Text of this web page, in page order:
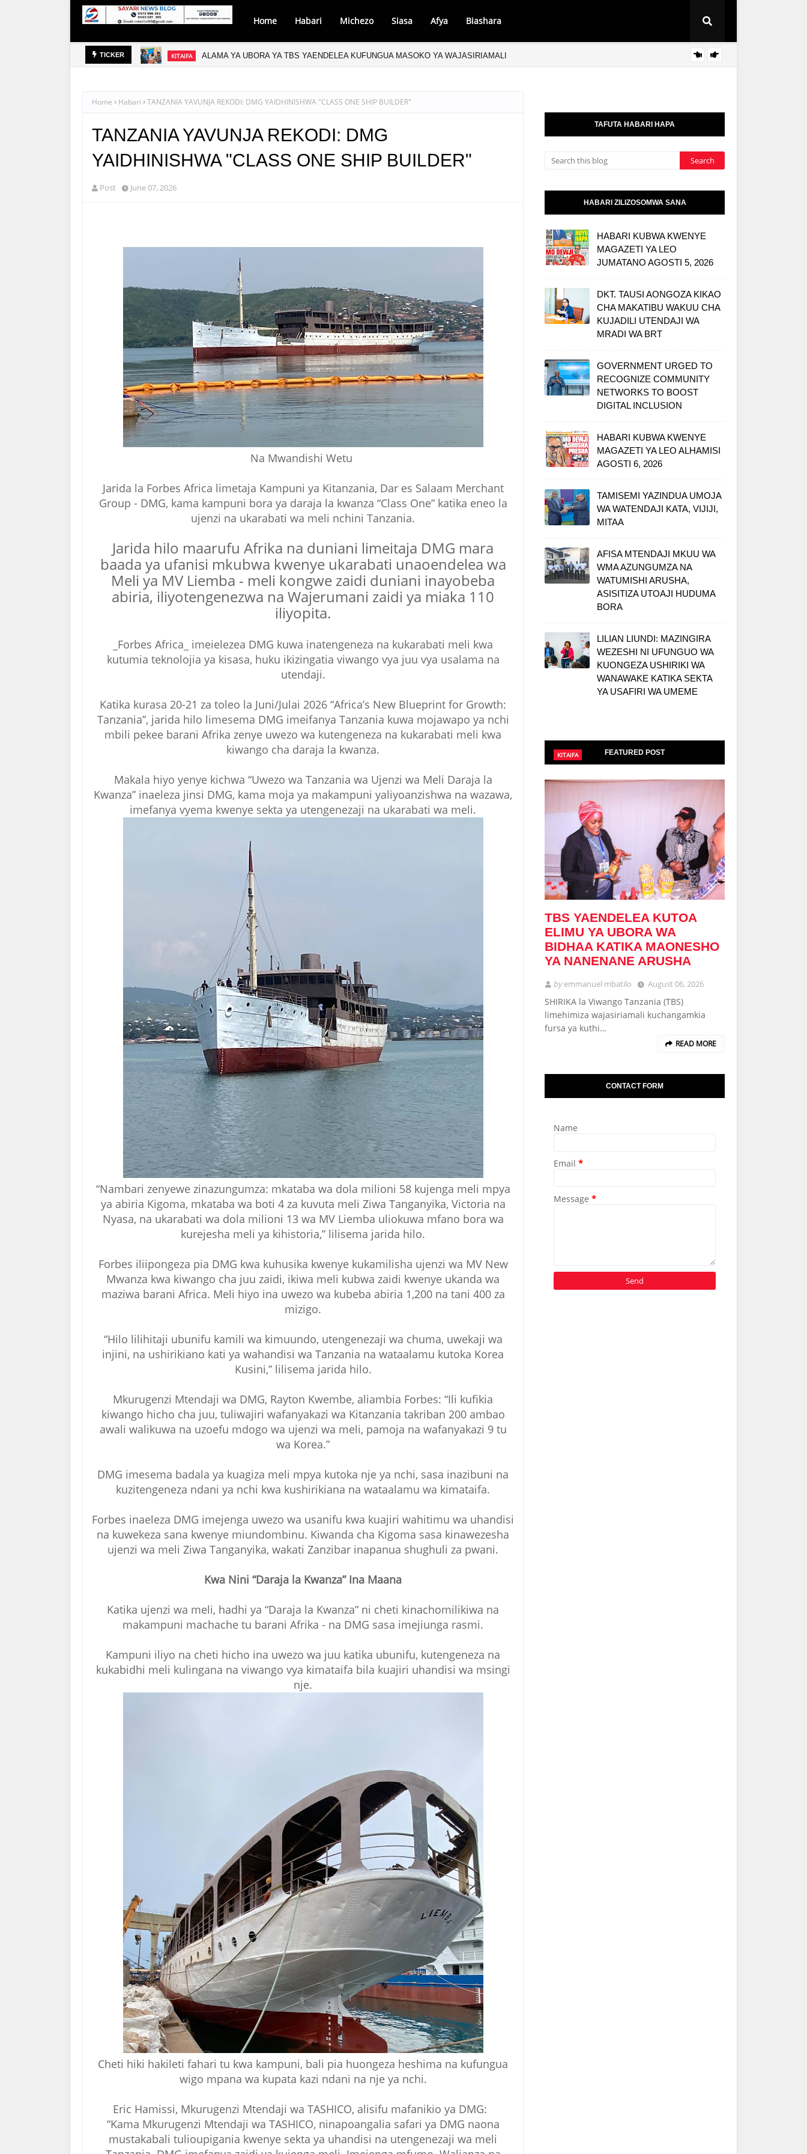
Home Habari Michezo Siasa Afya Biashara
TICKER KITAIFA ALAMA YA UBORA YA TBS YAENDELEA KUFUNGUA MASOKO YA WAJASIRIAMALI
Home Habari TANZANIA YAVUNJA REKODI: DMG YAIDHINISHWA "CLASS ONE SHIP BUILDER"
TANZANIA YAVUNJA REKODI: DMG
YAIDHINISHWA "CLASS ONE SHIP BUILDER"
Post June 07, 2026
Na Mwandishi Wetu
Jarida la Forbes Africa limetaja Kampuni ya Kitanzania, Dar es Salaam Merchant
Group - DMG, kama kampuni bora ya daraja la kwanza “Class One” katika eneo la
ujenzi na ukarabati wa meli nchini Tanzania.
Jarida hilo maarufu Afrika na duniani limeitaja DMG mara
baada ya ufanisi mkubwa kwenye ukarabati unaoendelea wa
Meli ya MV Liemba - meli kongwe zaidi duniani inayobeba
abiria, iliyotengenezwa na Wajerumani zaidi ya miaka 110
iliyopita.
_Forbes Africa_ imeielezea DMG kuwa inatengeneza na kukarabati meli kwa
kutumia teknolojia ya kisasa, huku ikizingatia viwango vya juu vya usalama na
utendaji.
Katika kurasa 20-21 za toleo la Juni/Julai 2026 “Africa’s New Blueprint for Growth:
Tanzania”, jarida hilo limesema DMG imeifanya Tanzania kuwa mojawapo ya nchi
mbili pekee barani Afrika zenye uwezo wa kutengeneza na kukarabati meli kwa
kiwango cha daraja la kwanza.
Makala hiyo yenye kichwa “Uwezo wa Tanzania wa Ujenzi wa Meli Daraja la
Kwanza” inaeleza jinsi DMG, kama moja ya makampuni yaliyoanzishwa na wazawa,
imefanya vyema kwenye sekta ya utengenezaji na ukarabati wa meli.
“Nambari zenyewe zinazungumza: mkataba wa dola milioni 58 kujenga meli mpya
ya abiria Kigoma, mkataba wa boti 4 za kuvuta meli Ziwa Tanganyika, Victoria na
Nyasa, na ukarabati wa dola milioni 13 wa MV Liemba uliokuwa mfano bora wa
kurejesha meli ya kihistoria,” lilisema jarida hilo.
Forbes iliipongeza pia DMG kwa kuhusika kwenye kukamilisha ujenzi wa MV New
Mwanza kwa kiwango cha juu zaidi, ikiwa meli kubwa zaidi kwenye ukanda wa
maziwa barani Africa. Meli hiyo ina uwezo wa kubeba abiria 1,200 na tani 400 za
mizigo.
“Hilo lilihitaji ubunifu kamili wa kimuundo, utengenezaji wa chuma, uwekaji wa
injini, na ushirikiano kati ya wahandisi wa Tanzania na wataalamu kutoka Korea
Kusini,” lilisema jarida hilo.
Mkurugenzi Mtendaji wa DMG, Rayton Kwembe, aliambia Forbes: “Ili kufikia
kiwango hicho cha juu, tuliwajiri wafanyakazi wa Kitanzania takriban 200 ambao
awali walikuwa na uzoefu mdogo wa ujenzi wa meli, pamoja na wafanyakazi 9 tu
wa Korea.”
DMG imesema badala ya kuagiza meli mpya kutoka nje ya nchi, sasa inazibuni na
kuzitengeneza ndani ya nchi kwa kushirikiana na wataalamu wa kimataifa.
Forbes inaeleza DMG imejenga uwezo wa usanifu kwa kuajiri wahitimu wa uhandisi
na kuwekeza sana kwenye miundombinu. Kiwanda cha Kigoma sasa kinawezesha
ujenzi wa meli Ziwa Tanganyika, wakati Zanzibar inapanua shughuli za pwani.
Kwa Nini “Daraja la Kwanza” Ina Maana
Katika ujenzi wa meli, hadhi ya “Daraja la Kwanza” ni cheti kinachomilikiwa na
makampuni machache tu barani Afrika - na DMG sasa imejiunga rasmi.
Kampuni iliyo na cheti hicho ina uwezo wa juu katika ubunifu, kutengeneza na
kukabidhi meli kulingana na viwango vya kimataifa bila kuajiri uhandisi wa msingi
nje.
Cheti hiki hakileti fahari tu kwa kampuni, bali pia huongeza heshima na kufungua
wigo mpana wa kupata kazi ndani na nje ya nchi.
Eric Hamissi, Mkurugenzi Mtendaji wa TASHICO, alisifu mafanikio ya DMG:
“Kama Mkurugenzi Mtendaji wa TASHICO, ninapoangalia safari ya DMG naona
mustakabali tulioupigania kwenye sekta ya uhandisi na utengenezaji wa meli
TAFUTA HABARI HAPA
HABARI ZILIZOSOMWA SANA
HABARI KUBWA KWENYE
MAGAZETI YA LEO
JUMATANO AGOSTI 5, 2026
DKT. TAUSI AONGOZA KIKAO
CHA MAKATIBU WAKUU CHA
KUJADILI UTENDAJI WA
MRADI WA BRT
GOVERNMENT URGED TO
RECOGNIZE COMMUNITY
NETWORKS TO BOOST
DIGITAL INCLUSION
HABARI KUBWA KWENYE
MAGAZETI YA LEO ALHAMISI
AGOSTI 6, 2026
TAMISEMI YAZINDUA UMOJA
WA WATENDAJI KATA, VIJIJI,
MITAA
AFISA MTENDAJI MKUU WA
WMA AZUNGUMZA NA
WATUMISHI ARUSHA,
ASISITIZA UTOAJI HUDUMA
BORA
LILIAN LIUNDI: MAZINGIRA
WEZESHI NI UFUNGUO WA
KUONGEZA USHIRIKI WA
WANAWAKE KATIKA SEKTA
YA USAFIRI WA UMEME
FEATURED POST
KITAIFA
TBS YAENDELEA KUTOA
ELIMU YA UBORA WA
BIDHAA KATIKA MAONESHO
YA NANENANE ARUSHA
byemmanuel mbatilo August 06, 2026
SHIRIKA la Viwango Tanzania (TBS)
limehimiza wajasiriamali kuchangamkia
fursa ya kuthi…
READ MORE
CONTACT FORM
Name
Email *
Message *